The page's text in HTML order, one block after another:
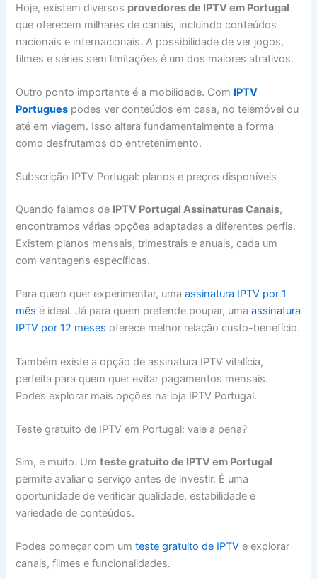
Hoje, existem diversos provedores de IPTV em Portugal
que oferecem milhares de canais, incluindo conteúdos
nacionais e internacionais. A possibilidade de ver jogos,
filmes e séries sem limitações é um dos maiores atrativos.
Outro ponto importante é a mobilidade. Com IPTV
Portugues podes ver conteúdos em casa, no telemóvel ou
até em viagem. Isso altera fundamentalmente a forma
como desfrutamos do entretenimento.
Subscrição IPTV Portugal: planos e preços disponíveis
Quando falamos de IPTV Portugal Assinaturas Canais,
encontramos várias opções adaptadas a diferentes perfis.
Existem planos mensais, trimestrais e anuais, cada um
com vantagens específicas.
Para quem quer experimentar, umaassinatura IPTV por 1
mês é ideal. Já para quem pretende poupar, umaassinatura
IPTV por 12 meses oferece melhor relação custo-benefício.
Também existe a opção de assinatura IPTV vitalícia,
perfeita para quem quer evitar pagamentos mensais.
Podes explorar mais opções na loja IPTV Portugal.
Teste gratuito de IPTV em Portugal: vale a pena?
Sim, e muito. Umteste gratuito de IPTV em Portugal
permite avaliar o serviço antes de investir. É uma
oportunidade de verificar qualidade, estabilidade e
variedade de conteúdos.
Podes começar com umteste gratuito de IPTV e explorar
canais, filmes e funcionalidades.